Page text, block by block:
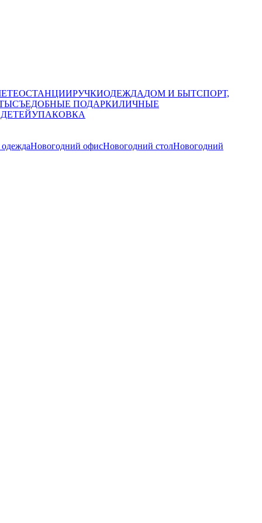
РУЧКИОДЕЖДАДОМ И БЫТСПОРТ,
СЪЕДОБНЫЕ ПОДАРКИЛИЧНЫЕ
УПАКОВКА
одеждаНовогодний офисНовогодний столНовогодний